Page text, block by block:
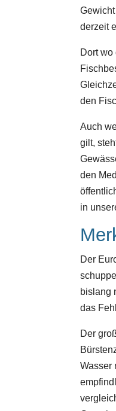
derzeit
Dort
den
Auch
gilt,
den
in
Der
bislang
das
Der
Wasser